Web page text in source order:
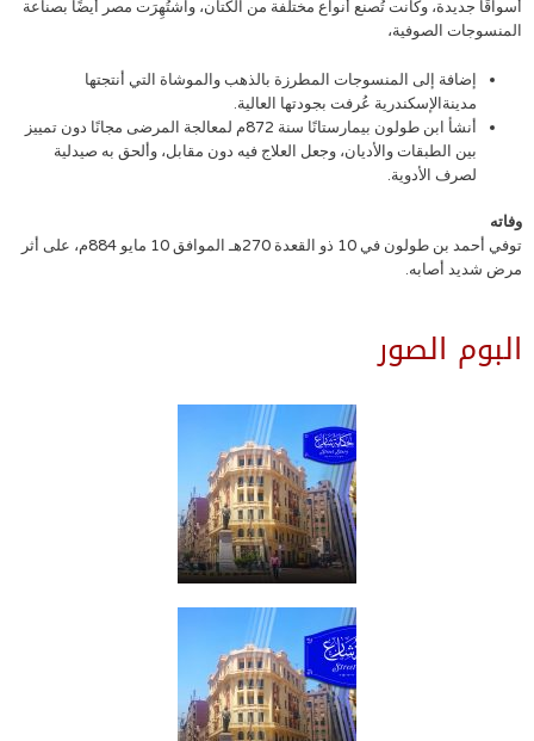
أسواقًا جديدة، وكانت تُصنع أنواع مختلفة من الكتان، واشتُهِرَت مصر أيضًا بصناعة
المنسوجات الصوفية،
إضافة إلى المنسوجات المطرزة بالذهب والموشاة التي أنتجتها
مدينةالإسكندرية عُرفت بجودتها العالية.
أنشأ ابن طولون بيمارستانًا سنة 872م لمعالجة المرضى مجانًا دون تمييز
بين الطبقات والأديان، وجعل العلاج فيه دون مقابل، وألحق به صيدلية
لصرف الأدوية.
وفاته
توفي أحمد بن طولون في 10 ذو القعدة 270هـ الموافق 10 مايو 884م، على أثر
مرض شديد أصابه.
البوم الصور